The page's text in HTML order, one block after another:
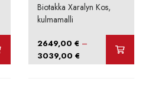
Biotakka Xaralyn Kos,
kulmamalli
2649,00€ –
3039,00€ Hintaluokka:
2649,00 €